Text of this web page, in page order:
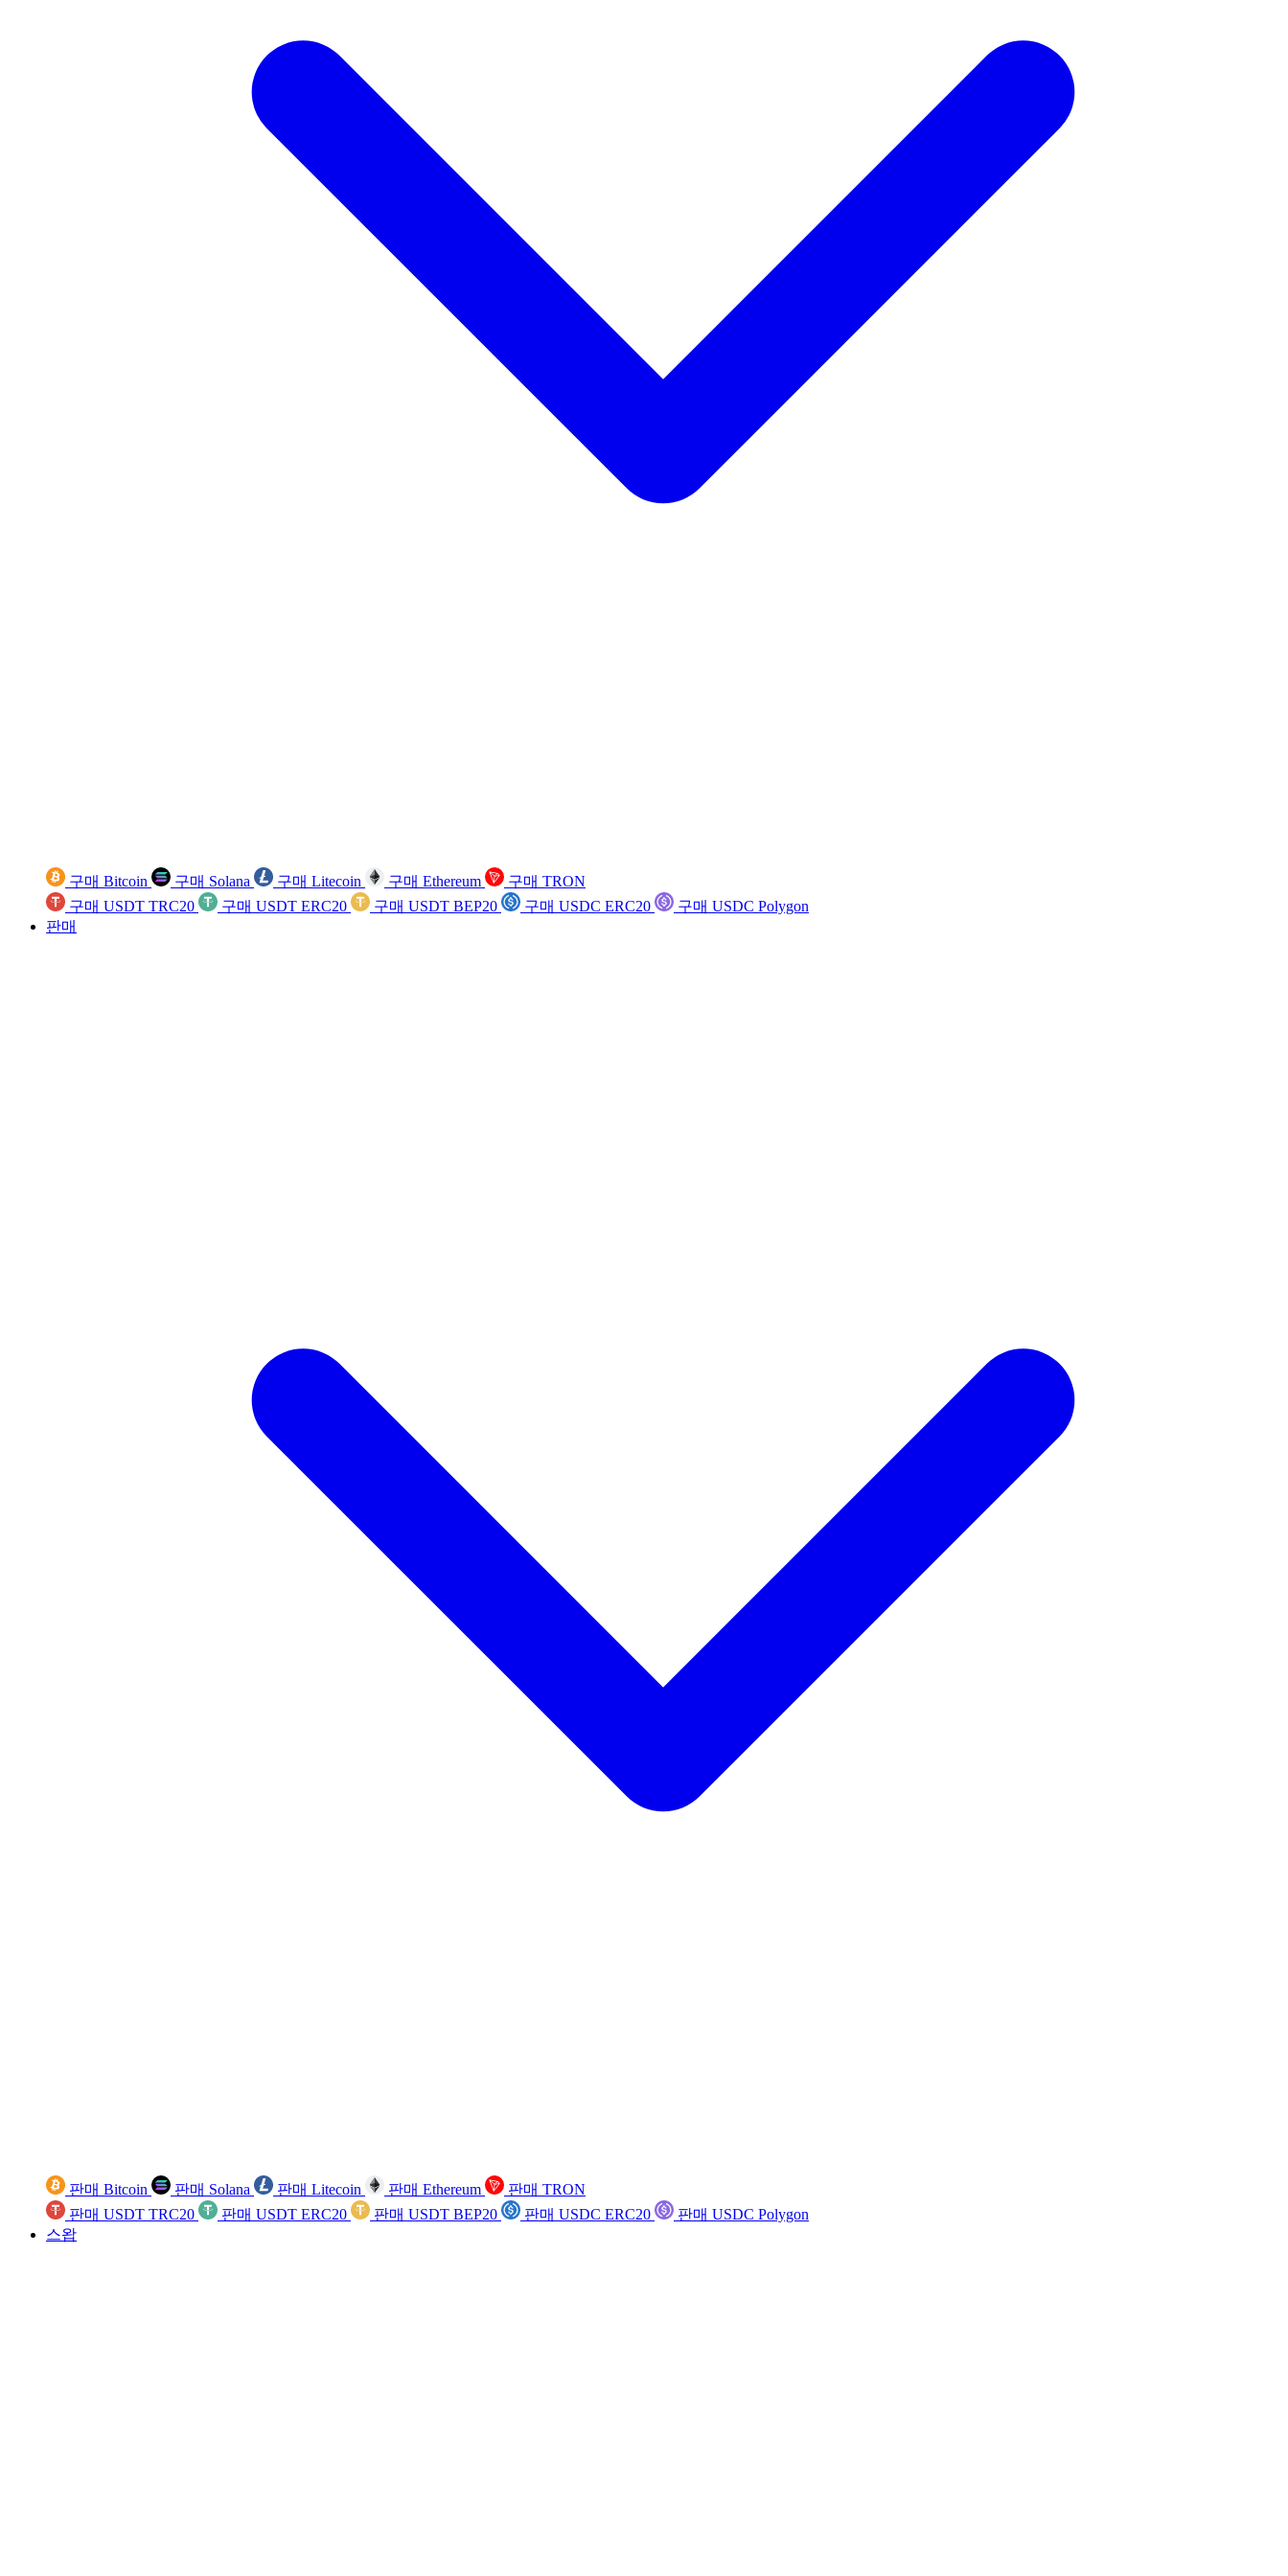
구매 Bitcoin 구매 Solana 구매 Litecoin 구매 Ethereum
구매 TRON
구매 USDT TRC20
구매 USDT ERC20 구매 USDT BEP20 구매 USDC ERC20
구매 USDC Polygon
판매
판매 Bitcoin 판매 Solana 판매 Litecoin 판매 Ethereum
판매 TRON
판매 USDT TRC20
판매 USDT ERC20 판매 USDT BEP20 판매 USDC ERC20
판매 USDC Polygon
스왑